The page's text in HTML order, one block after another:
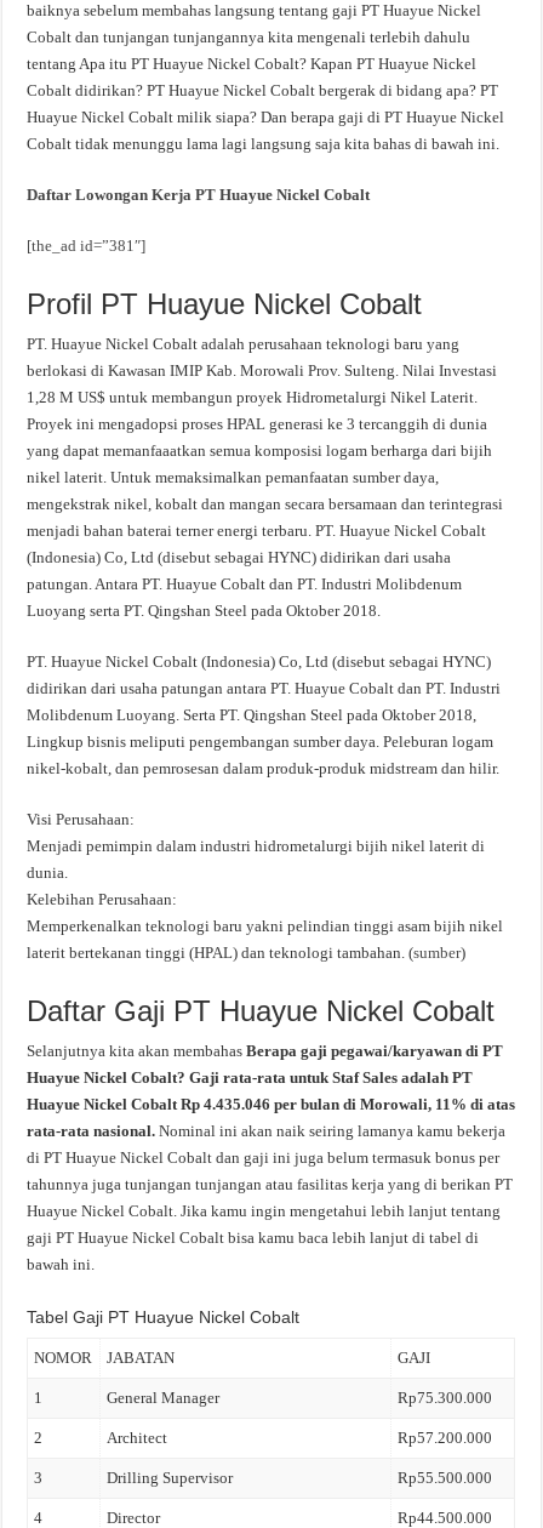
baiknya sebelum membahas langsung tentang gaji PT Huayue Nickel
Cobalt dan tunjangan tunjangannya kita mengenali terlebih dahulu
tentang Apa itu PT Huayue Nickel Cobalt? Kapan PT Huayue Nickel
Cobalt didirikan? PT Huayue Nickel Cobalt bergerak di bidang apa? PT
Huayue Nickel Cobalt milik siapa? Dan berapa gaji di PT Huayue Nickel
Cobalt tidak menunggu lama lagi langsung saja kita bahas di bawah ini.
Daftar Lowongan Kerja PT Huayue Nickel Cobalt
[the_ad id=”381″]
Profil PT Huayue Nickel Cobalt
PT. Huayue Nickel Cobalt adalah perusahaan teknologi baru yang
berlokasi di Kawasan IMIP Kab. Morowali Prov. Sulteng. Nilai Investasi
1,28 M US$ untuk membangun proyek Hidrometalurgi Nikel Laterit.
Proyek ini mengadopsi proses HPAL generasi ke 3 tercanggih di dunia
yang dapat memanfaaatkan semua komposisi logam berharga dari bijih
nikel laterit. Untuk memaksimalkan pemanfaatan sumber daya,
mengekstrak nikel, kobalt dan mangan secara bersamaan dan terintegrasi
menjadi bahan baterai terner energi terbaru. PT. Huayue Nickel Cobalt
(Indonesia) Co, Ltd (disebut sebagai HYNC) didirikan dari usaha
patungan. Antara PT. Huayue Cobalt dan PT. Industri Molibdenum
Luoyang serta PT. Qingshan Steel pada Oktober 2018.
PT. Huayue Nickel Cobalt (Indonesia) Co, Ltd (disebut sebagai HYNC)
didirikan dari usaha patungan antara PT. Huayue Cobalt dan PT. Industri
Molibdenum Luoyang. Serta PT. Qingshan Steel pada Oktober 2018,
Lingkup bisnis meliputi pengembangan sumber daya. Peleburan logam
nikel-kobalt, dan pemrosesan dalam produk-produk midstream dan hilir.
Visi Perusahaan:
Menjadi pemimpin dalam industri hidrometalurgi bijih nikel laterit di
dunia.
Kelebihan Perusahaan:
Memperkenalkan teknologi baru yakni pelindian tinggi asam bijih nikel
laterit bertekanan tinggi (HPAL) dan teknologi tambahan. (sumber)
Daftar Gaji PT Huayue Nickel Cobalt
Selanjutnya kita akan membahasBerapa gaji pegawai/karyawan di PT
Huayue Nickel Cobalt? Gaji rata-rata untuk Staf Sales adalah PT
Huayue Nickel Cobalt Rp 4.435.046 per bulan di Morowali, 11% di atas
rata-rata nasional.Nominal ini akan naik seiring lamanya kamu bekerja
di PT Huayue Nickel Cobalt dan gaji ini juga belum termasuk bonus per
tahunnya juga tunjangan tunjangan atau fasilitas kerja yang di berikan PT
Huayue Nickel Cobalt. Jika kamu ingin mengetahui lebih lanjut tentang
gaji PT Huayue Nickel Cobalt bisa kamu baca lebih lanjut di tabel di
bawah ini.
Tabel Gaji PT Huayue Nickel Cobalt
NOMOR JABATAN GAJI
1 General Manager Rp75.300.000
2 Architect Rp57.200.000
3 Drilling Supervisor Rp55.500.000
4 Director Rp44.500.000